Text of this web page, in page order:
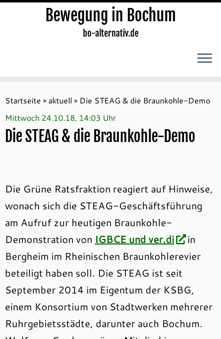
Inhalt
springen
Bewegung in Bochum
bo-alternativ.de
Startseite » aktuell » Die STEAG & die Braunkohle-Demo
Mittwoch 24.10.18, 14:03 Uhr
Die STEAG & die Braunkohle-Demo
Die Grüne Ratsfraktion reagiert auf Hinweise,
wonach sich die STEAG-Geschäftsführung
am Aufruf zur heutigen Braunkohle-
Demonstration von IGBCE und ver.di
in
Bergheim im Rheinischen Braunkohlerevier
beteiligt haben soll. Die STEAG ist seit
September 2014 im Eigentum der KSBG,
einem Konsortium von Stadtwerken mehrerer
Ruhrgebietsstädte, darunter auch Bochum.